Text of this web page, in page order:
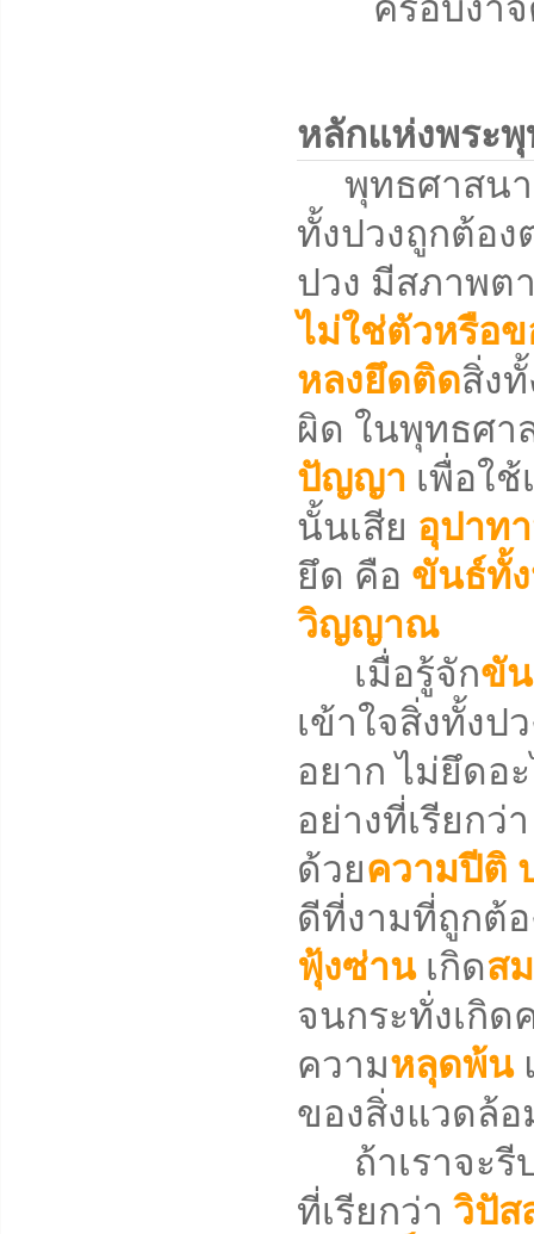
ครอบงำจิต
หลักแห่งพระ
พุทธศาสนา
ทั้งปวงถูกต้อง
ปวง มีสภาพต
ไม่ใช่ตัวหรือข
หลงยึดติดสิ่ง
ผิด ในพุทธศา
ปัญญา เพื่อใ
นั้นเสีย อุปาท
ยึด คือ ขันธ์ทั้
วิญญาณ
เมื่อรู้จักขั
เข้าใจสิ่งทั้งป
อยาก ไม่ยึดอ
อย่างที่เรียกว่
ด้วยความปีติ
ดีที่งามที่ถูกต้อ
ฟุ้งซ่านเกิดส
จนกระทั่งเกิด
ความหลุดพ้น
ของสิ่งแวดล้อ
ถ้าเราจะรี
ที่เรียกว่า วิปัส